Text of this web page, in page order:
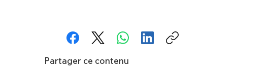
Partager ce contenu